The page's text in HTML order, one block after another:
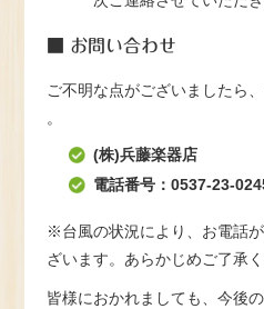
■ お問い合わせ
ご不明な点がございましたら
。
(株)兵藤楽器店
電話番号：0537-23-
※台風の状況により、お電話
ざいます。あらかじめご了承く
皆様におかれましても、今後